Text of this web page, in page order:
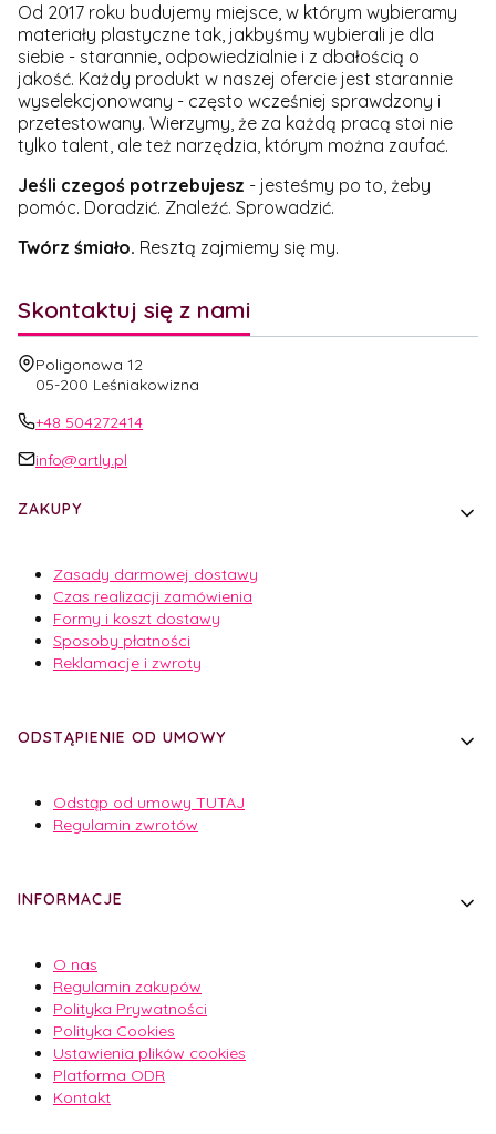
Od 2017 roku budujemy miejsce, w którym wybieramy
materiały plastyczne tak, jakbyśmy wybierali je dla
siebie - starannie, odpowiedzialnie i z dbałością o
jakość. Każdy produkt w naszej ofercie jest starannie
wyselekcjonowany - często wcześniej sprawdzony i
przetestowany. Wierzymy, że za każdą pracą stoi nie
tylko talent, ale też narzędzia, którym można zaufać.
Jeśli czegoś potrzebujesz - jesteśmy po to, żeby
pomóc. Doradzić. Znaleźć. Sprowadzić.
Twórz śmiało. Resztą zajmiemy się my.
Skontaktuj się z nami
Adres:
Poligonowa 12
05-200 Leśniakowizna
+48 504272414
info@artly.pl
ZAKUPY
Zasady darmowej dostawy
Czas realizacji zamówienia
Formy i koszt dostawy
Sposoby płatności
Reklamacje i zwroty
ODSTĄPIENIE OD UMOWY
Odstąp od umowy TUTAJ
Regulamin zwrotów
INFORMACJE
O nas
Regulamin zakupów
Polityka Prywatności
Polityka Cookies
Ustawienia plików cookies
Platforma ODR
Kontakt